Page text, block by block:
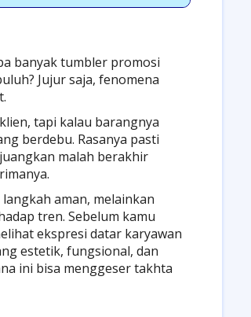
banyak tumbler promosi
Jujur saja, fenomena
tapi kalau barangnya
berdebu. Rasanya pasti
malah berakhir
aman, melainkan
tren. Sebelum kamu
ekspresi datar karyawan
estetik, fungsional, dan
ini bisa menggeser takhta